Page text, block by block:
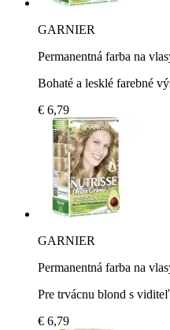
GARNIER
Permanentná farba na
Bohaté a lesklé farebné
€ 6,79
GARNIER
Permanentná farba na
Pre trvácnu blond s
€ 6,79